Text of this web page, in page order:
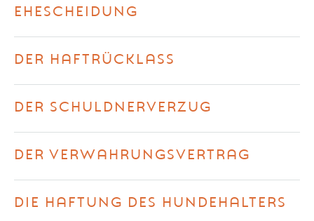
EHESCHEIDUNG
DER HAFTRÜCKLASS
DER SCHULDNERVERZUG
DER VERWAHRUNGSVERTRAG
DIE HAFTUNG DES HUNDEHALTERS